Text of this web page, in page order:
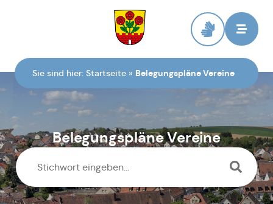
Sie sind hier: Startseite » Belegungspläne Vereine
Belegungspläne Vereine